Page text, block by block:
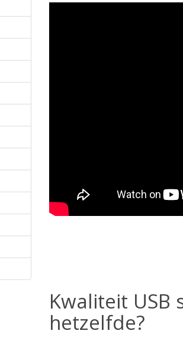
Kwaliteit USB
hetzelfde?